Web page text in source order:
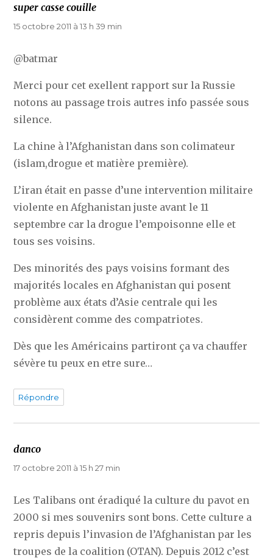
super casse couille
15 octobre 2011 à 13 h 39 min
@batmar
Merci pour cet exellent rapport sur la Russie
notons au passage trois autres info passée sous
silence.
La chine à l’Afghanistan dans son colimateur
(islam,drogue et matière première).
L’iran était en passe d’une intervention militaire
violente en Afghanistan juste avant le 11
septembre car la drogue l’empoisonne elle et
tous ses voisins.
Des minorités des pays voisins formant des
majorités locales en Afghanistan qui posent
problème aux états d’Asie centrale qui les
considèrent comme des compatriotes.
Dès que les Américains partiront ça va chauffer
sévère tu peux en etre sure…
Répondre
danco
17 octobre 2011 à 15 h 27 min
Les Talibans ont éradiqué la culture du pavot en
2000 si mes souvenirs sont bons. Cette culture a
repris depuis l’invasion de l’Afghanistan par les
troupes de la coalition (OTAN). Depuis 2012 c’est